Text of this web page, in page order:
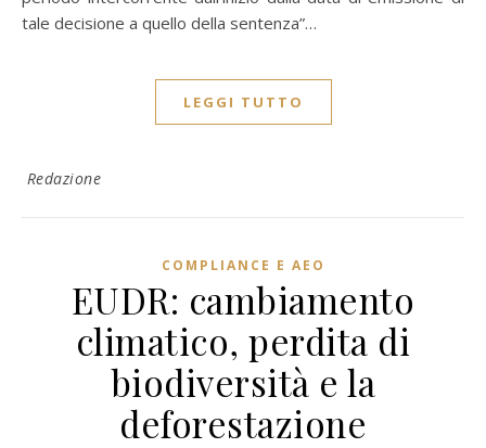
tale decisione a quello della sentenza”…
LEGGI TUTTO
Redazione
COMPLIANCE E AEO
EUDR: cambiamento
climatico, perdita di
biodiversità e la
deforestazione